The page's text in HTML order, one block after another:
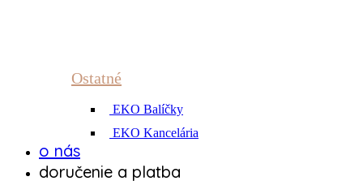
Ostatné
EKO Balíčky
EKO Kancelária
o nás
doručenie a platba